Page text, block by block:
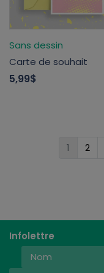
Sans dessin
Carte de souhait
5,99$
1 2
Infolettre